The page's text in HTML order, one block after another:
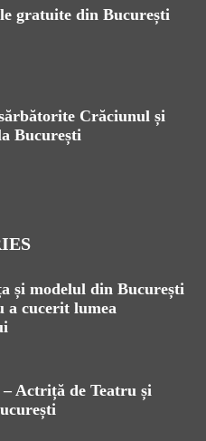
gratuite din București
Crăciunul și
București
și modelul din București
a cucerit lumea
Actriță de Teatru și